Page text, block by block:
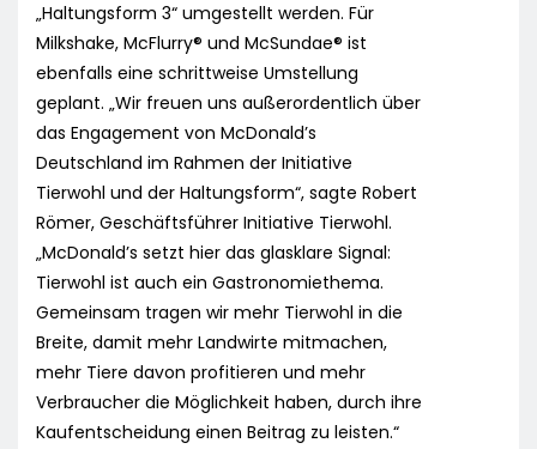
„Haltungsform 3“ umgestellt werden. Für
Milkshake, McFlurry® und McSundae® ist
ebenfalls eine schrittweise Umstellung
geplant. „Wir freuen uns außerordentlich über
das Engagement von McDonald’s
Deutschland im Rahmen der Initiative
Tierwohl und der Haltungsform“, sagte Robert
Römer, Geschäftsführer Initiative Tierwohl.
„McDonald’s setzt hier das glasklare Signal:
Tierwohl ist auch ein Gastronomiethema.
Gemeinsam tragen wir mehr Tierwohl in die
Breite, damit mehr Landwirte mitmachen,
mehr Tiere davon profitieren und mehr
Verbraucher die Möglichkeit haben, durch ihre
Kaufentscheidung einen Beitrag zu leisten.“